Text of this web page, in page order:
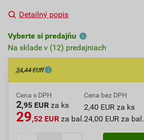
Detailný popis
Vyberte si predajňu
Na sklade v (12) predajniach
34,44 EUR
Cena s DPH
2,95 EUR za ks
29,52 EUR za bal.
Cena bez DPH
2,40 EUR za ks
24,00 EUR za bal.